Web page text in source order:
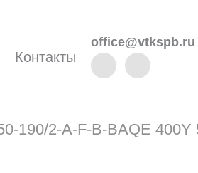
Контакты
office@vtkspb.ru
190/2-A-F-B-BAQE 400Y